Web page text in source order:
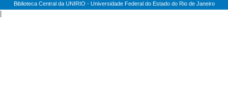
Biblioteca Central da UNIRIO - Universidade Federal do Estado do Rio de Janeiro